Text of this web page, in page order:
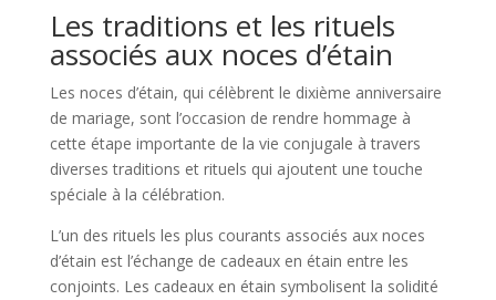
Les traditions et les rituels
associés aux noces d’étain
Les noces d’étain, qui célèbrent le dixième anniversaire
de mariage, sont l’occasion de rendre hommage à
cette étape importante de la vie conjugale à travers
diverses traditions et rituels qui ajoutent une touche
spéciale à la célébration.
L’un des rituels les plus courants associés aux noces
d’étain est l’échange de cadeaux en étain entre les
conjoints. Les cadeaux en étain symbolisent la solidité